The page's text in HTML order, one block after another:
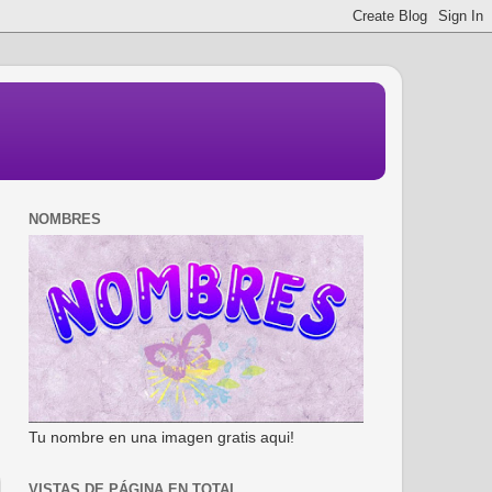
NOMBRES
Tu nombre en una imagen gratis aqui!